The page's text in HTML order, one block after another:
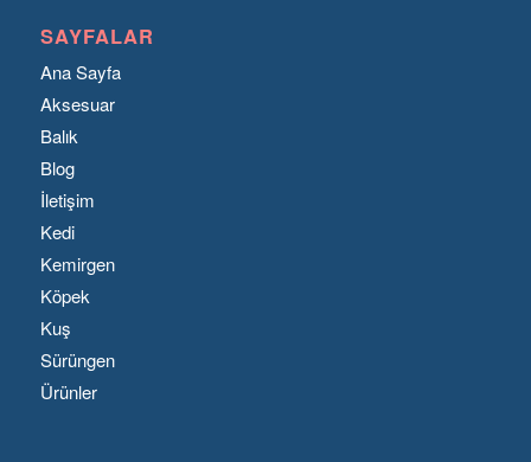
SAYFALAR
Ana Sayfa
Aksesuar
Balık
Blog
İletişim
Kedi
Kemirgen
Köpek
Kuş
Sürüngen
Ürünler